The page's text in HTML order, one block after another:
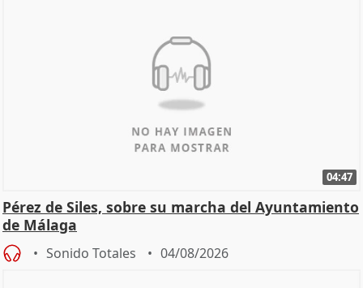
04:47
Pérez de Siles, sobre su marcha del Ayuntamiento
de Málaga
Sonido Totales 04/08/2026